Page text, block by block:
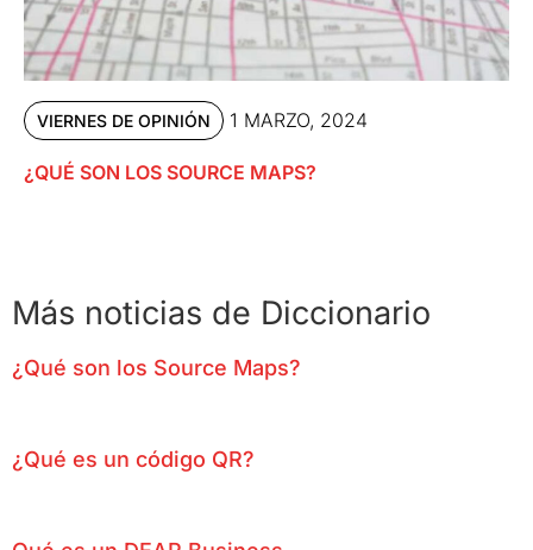
VIERNES DE OPINIÓN 1 MARZO, 2024
¿QUÉ SON LOS SOURCE MAPS?
Más noticias de Diccionario
¿Qué son los Source Maps?
¿Qué es un código QR?